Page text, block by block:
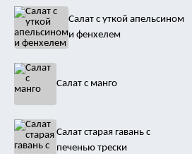
Салат с уткой апельсином
и фенхелем
Салат с манго
Салат старая гавань с
печенью трески